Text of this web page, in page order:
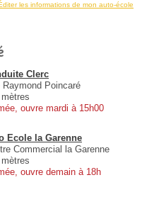
les informations de mon auto-école
Clerc
Raymond Poincaré
ouvre mardi à 15h00
Ecole la Garenne
Commercial la Garenne
ouvre demain à 18h